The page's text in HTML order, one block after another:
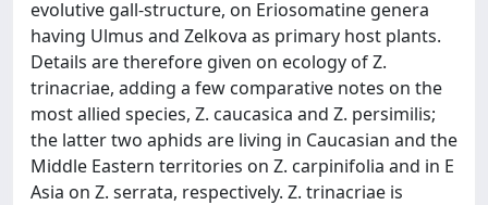
evolutive gall-structure, on Eriosomatine genera
having Ulmus and Zelkova as primary host plants.
Details are therefore given on ecology of Z.
trinacriae, adding a few comparative notes on the
most allied species, Z. caucasica and Z. persimilis;
the latter two aphids are living in Caucasian and the
Middle Eastern territories on Z. carpinifolia and in E
Asia on Z. serrata, respectively. Z. trinacriae is